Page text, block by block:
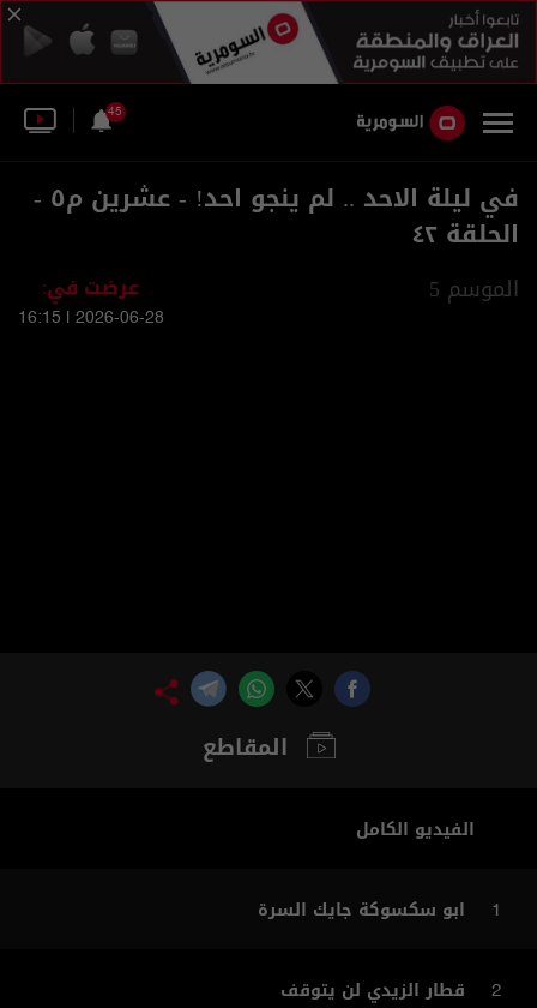
45
في ليلة الاحد .. لم ينجو احد! - عشرين م٥ -
الحلقة ٤٢
الموسم 5 عرضت في:
2026-06-28 | 16:15
المقاطع
الفيديو الكامل
1 ابو سكسوكة جايك السرة
2 قطار الزيدي لن يتوقف